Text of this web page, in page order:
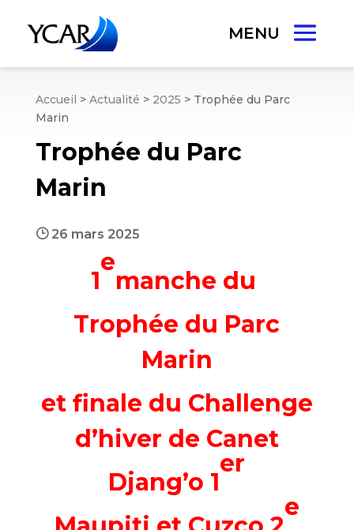
Accueil > Actualité > 2025 > Trophée du Parc
Marin
Trophée du Parc
Marin
}26 mars 2025
1
e
manche du
Trophée du Parc
Marin
et finale du Challenge
d’hiver de Canet
Djang’o 1
er
e